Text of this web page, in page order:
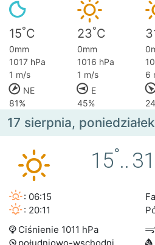
15°C 23°C
0mm 0mm
1017 hPa
1016 hPa
1 m/s
1 m/s 6
NE
E
81%
45%
17 sierpnia, poniedziałek
15°.. 31
: 06:15
: 20:11
Ciśnienie 1011 hPa